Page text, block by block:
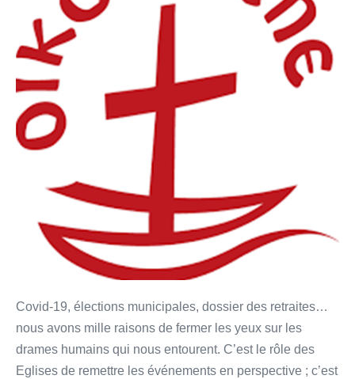
Universelle
Mars
Covid-19, élections municipales, dossier des retraites…
nous avons mille raisons de fermer les yeux sur les
drames humains qui nous entourent. C’est le rôle des
Eglises de remettre les événements en perspective ; c’est